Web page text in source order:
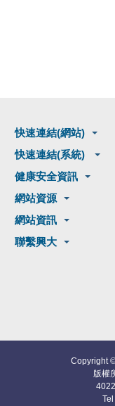
快速連結(網站)
快速連結(系統)
健康安全資訊
網站資源
網站資訊
聯繫興大
Copyright
版權